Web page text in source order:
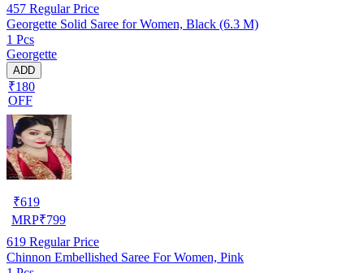
457 Regular Price
Georgette Solid Saree for Women, Black (6.3 M)
1 Pcs
Georgette
ADD
₹180
OFF
₹619
MRP₹799
619 Regular Price
Chinnon Embellished Saree For Women, Pink